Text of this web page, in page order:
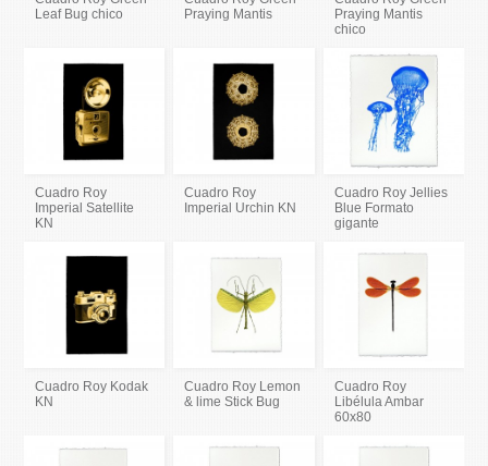
Leaf Bug chico
Praying Mantis
Praying Mantis
chico
Cuadro Roy
Imperial Satellite
KN
Cuadro Roy
Imperial Urchin KN
Cuadro Roy Jellies
Blue Formato
gigante
Cuadro Roy Kodak
KN
Cuadro Roy Lemon
& lime Stick Bug
Cuadro Roy
Libélula Ambar
60x80